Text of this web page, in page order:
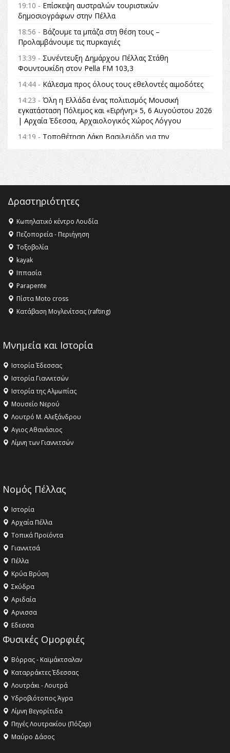
19:10 - Επίσκεψη αυστραλών τουριστικών
δημοσιογράφων στην Πέλλα
18:56 - Βάζουμε τα μπάζα στη θέση τους –
Προλαμβάνουμε τις πυρκαγιές
13:39 - Συνέντευξη Δημάρχου Πέλλας Στάθη
Φουντουκίδη στον Pella FM 103,3
14:44 - Κάλεσμα προς όλους τους εθελοντές αιμοδότες
14:23 - Όλη η Ελλάδα ένας πολιτισμός Μουσική
εγκατάσταση Πόλεμος και «Ειρήνη;» 5, 6 Αυγούστου 2026
| Αρχαία Έδεσσα, Αρχαιολογικός Χώρος Λόγγου
14:19 - Τοποθέτηση Λάκη Βασιλειάδη για την
Αναθεώρηση του Συντάγματος: «Σε τέτοιες κορυφαίες
θεσμικές διαδικασίες υπάρχει μόνο η ευθύνη απέναντι
στις επόμενες γενιές»
16:35 -Το πρόγραμμα του ΠΑΟΚ στον δεύτερο γύρο του
16:27 - Όλυμπος: Εντάχθηκε στον Κατάλογο Παγκόσμιας
Κληρονομιάς της UNESCO – Ομόφωνη η απόφαση Ο
Όλυμπος αναγνωρίστηκε ως φυσικό και πολιτιστικό
αγαθό εξέχουσας οικουμενικής αξίας για την
ανθρωπότητα
16:18 -
ΣΤΗΝ ΕΔΕΣΣΑ
Δραστηριότητες
Κωπηλατικό κέντρο Λουδία
Πεζοπορεία - Περιήγηση
Τοξοβολία
kayak
Ιππασία
Parapente
Πίστα Moto cross
Κατάβαση Μογλενίτσας (rafting)
Μνημεία και Ιστορία
Ιστορία Έδεσσας
Ιστορία Γιαννιτσών
Ιστορία της Αλμωπίας
Μουσείο Νερού
Λουτρό Μ. Αλεξάνδρου
Αγιος Αθανάσιος
Λίμνη των Γιαννιτσών
Νομός Πέλλας
Ιστορία
Αρχαία Πέλλα
Τοπικά Προϊόντα
Γιαννιτσά
Πέλλα
Κρύα Βρύση
Σκύδρα
Αριδαία
Aρνισσα
Eδεσσα
Φυσικές Ομορφιές
Βόρρας - Καϊμάκτσαλαν
Καταρράκτες Έδεσσας
Λουτράκι - Λουτρά
Υδροβιότοπος Άγρα
Λίμνη Βεγορίτιδα
Πηγές Λουτρακίου (Πόζαρ)
Μαύρο Δάσος